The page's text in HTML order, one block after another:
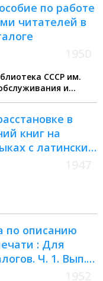
по работе
читателей в
СССР им.
и
в
книг на
с латинским
по описанию
: Для
Ч. 1. Вып. 2